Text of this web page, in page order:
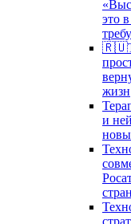
это
жизн
и